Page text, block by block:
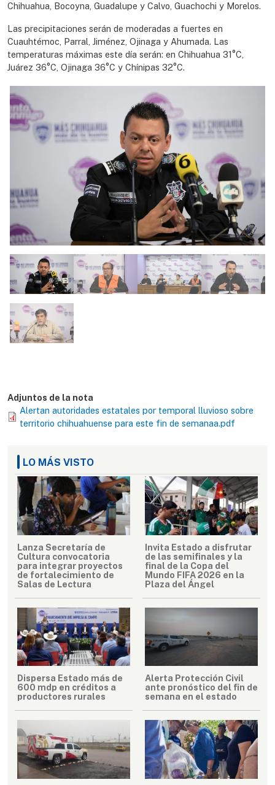
Chihuahua, Bocoyna, Guadalupe y Calvo, Guachochi y Morelos.
Las precipitaciones serán de moderadas a fuertes en
Cuauhtémoc, Parral, Jiménez, Ojinaga y Ahumada. Las
temperaturas máximas este día serán: en Chihuahua 31°C,
Juárez 36°C, Ojinaga 36°C y Chínipas 32°C.
Adjuntos de la nota
Alertan autoridades estatales por temporal lluvioso sobre
territorio chihuahuense para este fin de semanaa.pdf
LO MÁS VISTO
Lanza Secretaría de
Cultura convocatoria
para integrar proyectos
de fortalecimiento de
Salas de Lectura
Invita Estado a disfrutar
de las semifinales y la
final de la Copa del
Mundo FIFA 2026 en la
Plaza del Ángel
Dispersa Estado más de
600 mdp en créditos a
productores rurales
Alerta Protección Civil
ante pronóstico del fin de
semana en el estado